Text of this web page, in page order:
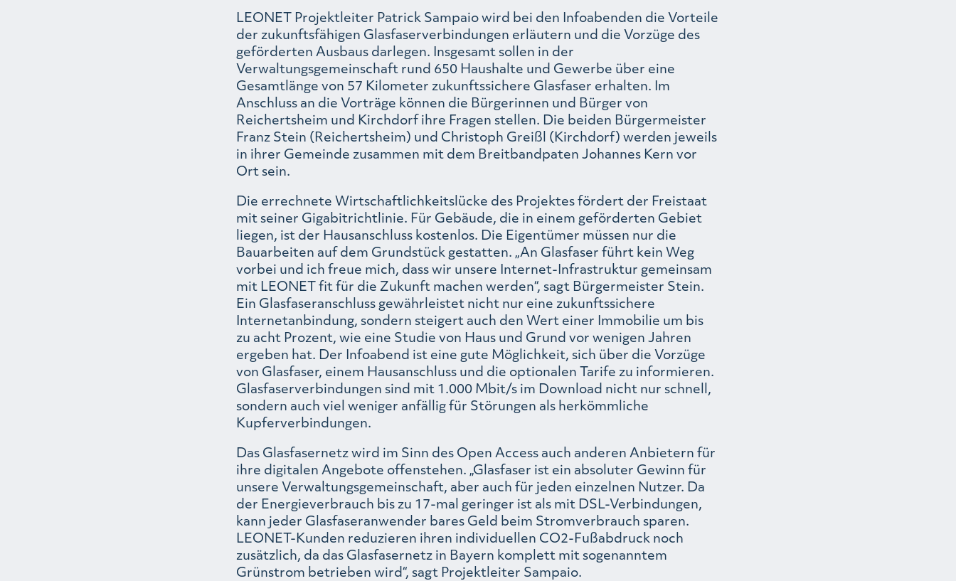
LEONET Projektleiter Patrick Sampaio wird bei den Infoabenden die Vorteile
der zukunftsfähigen Glasfaserverbindungen erläutern und die Vorzüge des
geförderten Ausbaus darlegen. Insgesamt sollen in der
Verwaltungsgemeinschaft rund 650 Haushalte und Gewerbe über eine
Gesamtlänge von 57 Kilometer zukunftssichere Glasfaser erhalten. Im
Anschluss an die Vorträge können die Bürgerinnen und Bürger von
Reichertsheim und Kirchdorf ihre Fragen stellen. Die beiden Bürgermeister
Franz Stein (Reichertsheim) und Christoph Greißl (Kirchdorf) werden jeweils
in ihrer Gemeinde zusammen mit dem Breitbandpaten Johannes Kern vor
Ort sein.
Die errechnete Wirtschaftlichkeitslücke des Projektes fördert der Freistaat
mit seiner Gigabitrichtlinie. Für Gebäude, die in einem geförderten Gebiet
liegen, ist der Hausanschluss kostenlos. Die Eigentümer müssen nur die
Bauarbeiten auf dem Grundstück gestatten. „An Glasfaser führt kein Weg
vorbei und ich freue mich, dass wir unsere Internet-Infrastruktur gemeinsam
mit LEONET fit für die Zukunft machen werden“, sagt Bürgermeister Stein.
Ein Glasfaseranschluss gewährleistet nicht nur eine zukunftssichere
Internetanbindung, sondern steigert auch den Wert einer Immobilie um bis
zu acht Prozent, wie eine Studie von Haus und Grund vor wenigen Jahren
ergeben hat. Der Infoabend ist eine gute Möglichkeit, sich über die Vorzüge
von Glasfaser, einem Hausanschluss und die optionalen Tarife zu informieren.
Glasfaserverbindungen sind mit 1.000 Mbit/s im Download nicht nur schnell,
sondern auch viel weniger anfällig für Störungen als herkömmliche
Kupferverbindungen.
Das Glasfasernetz wird im Sinn des Open Access auch anderen Anbietern für
ihre digitalen Angebote offenstehen. „Glasfaser ist ein absoluter Gewinn für
unsere Verwaltungsgemeinschaft, aber auch für jeden einzelnen Nutzer. Da
der Energieverbrauch bis zu 17-mal geringer ist als mit DSL-Verbindungen,
kann jeder Glasfaseranwender bares Geld beim Stromverbrauch sparen.
LEONET-Kunden reduzieren ihren individuellen CO2-Fußabdruck noch
zusätzlich, da das Glasfasernetz in Bayern komplett mit sogenanntem
Grünstrom betrieben wird“, sagt Projektleiter Sampaio.